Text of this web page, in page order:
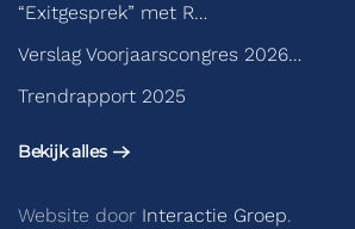
“Exitgesprek” met R…
Verslag Voorjaarscongres 2026…
Trendrapport 2025
Bekijk alles
Website door Interactie Groep.